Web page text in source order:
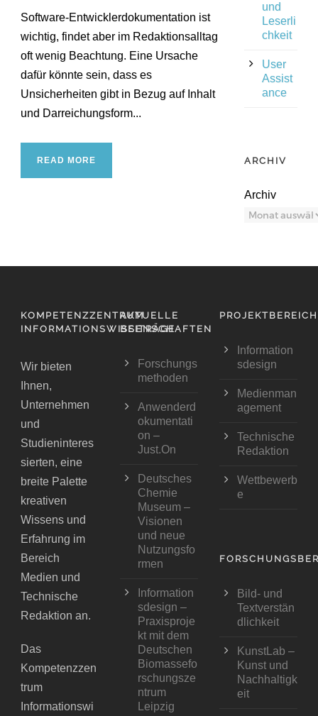
Software-Entwicklerdokumentation ist
wichtig, findet aber im Redaktionsalltag
oft wenig Beachtung. Eine Ursache
dafür könnte sein, dass es
Unsicherheiten gibt in Bezug auf Inhalt
und Darreichungsform...
READ MORE
und
Leserli
chkeit
User
Assist
ance
ARCHIV
Archiv
KOMPETENZZENTRUM
INFORMATIONSWISSENSCHAFTEN
Wir bieten
Ihnen,
Unternehmen
und
Studieninteres
sierten, eine
breite Palette
kreativen
Wissens und
Erfahrung im
Bereich
Medien und
Technische
Redaktion an.
Das
Kompetenzzen
trum
Informationswi
AKTUELLE
BEITRÄGE
Forschungs
methoden
Anwenderd
okumentati
on –
Just.On
Deutsches
Chemie
Museum –
Visionen
und neue
Nutzungsfo
rmen
Information
sdesign –
Praxisproje
kt mit dem
Deutschen
Biomassefo
rschungsze
ntrum
Leipzig
Information
sdesign
Medienman
agement
Technische
Redaktion
Wettbewerb
e
Bild- und
Textverstän
dlichkeit
KunstLab –
Kunst und
Nachhaltigk
eit